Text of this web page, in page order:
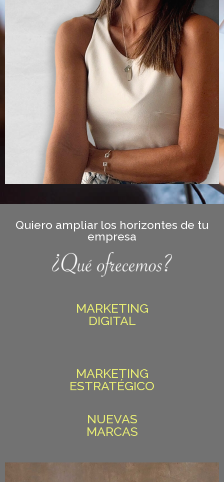
Quiero ampliar los horizontes de tu
empresa
MARKETING
DIGITAL
MARKETING
ESTRATÉGICO
NUEVAS
MARCAS